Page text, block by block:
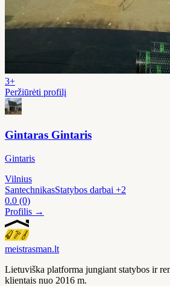
3+
Peržiūrėti profilį
Gintaras Gintaris
Gintaris
Vilnius
SantechnikasStatybos darbai +2
0.0 (0)
Profilis →
meistrasman.lt
Lietuviška platforma jungiant statybos ir
klientais nuo 2016 m.